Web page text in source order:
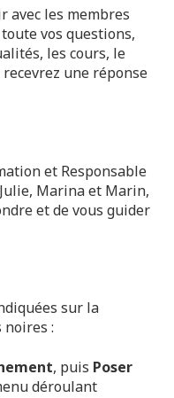
avec les membres
vos questions,
les cours, le
une réponse
et Responsable
Marina et Marin,
et de vous guider
sur la
noires :
, puis Poser
déroulant